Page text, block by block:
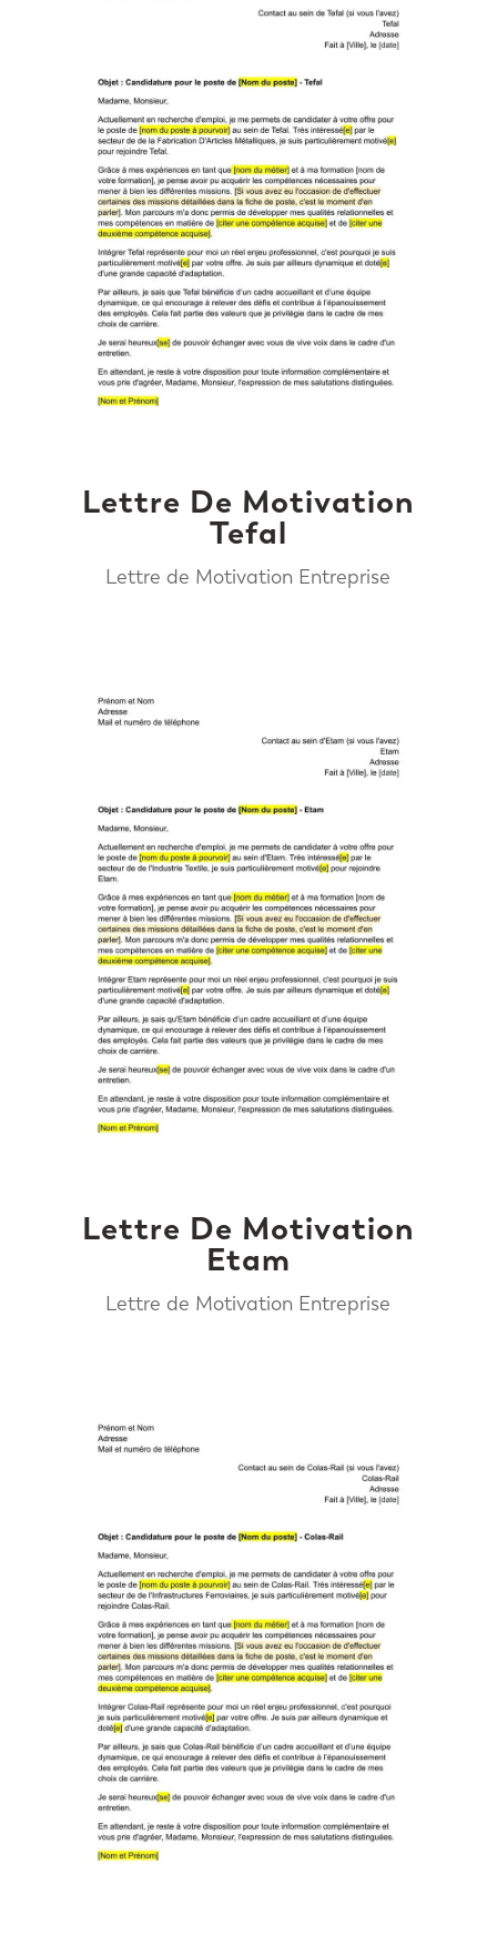
Lettre De Motivation
Tefal
Lettre de Motivation Entreprise
Lettre De Motivation
Etam
Lettre de Motivation Entreprise